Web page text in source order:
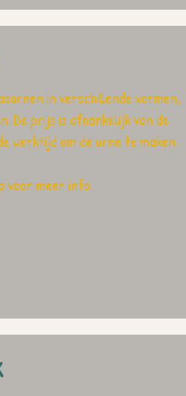
in verschillende vormen,
De prijs is afhankelijk van de
werktijd om de urne te maken.
voor meer info.